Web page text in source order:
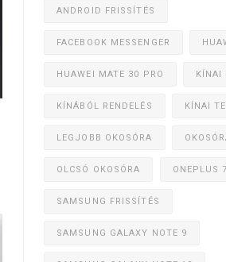
ANDROID FRISSÍTÉS
FACEBOOK MESSENGER
HUAWEI MATE 30 PRO KÍNAI
KÍNÁBÓL RENDELÉS KÍNAI
LEGJOBB OKOSÓRA
OLCSÓ OKOSÓRA ONEPLUS
SAMSUNG FRISSÍTÉS
SAMSUNG GALAXY NOTE 9